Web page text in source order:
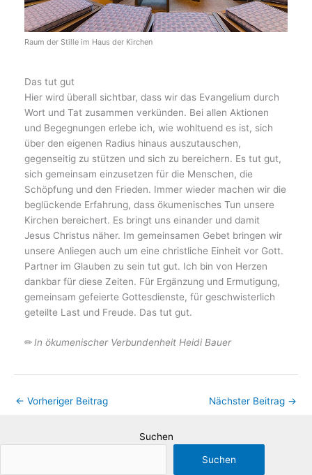
Raum der Stille im Haus der Kirchen
Das tut gut
Hier wird überall sichtbar, dass wir das Evangelium durch
Wort und Tat zusammen verkünden. Bei allen Aktionen
und Begegnungen erlebe ich, wie wohltuend es ist, sich
über den eigenen Radius hinaus auszutauschen,
gegenseitig zu stützen und sich zu bereichern. Es tut gut,
sich gemeinsam einzusetzen für die Menschen, die
Schöpfung und den Frieden. Immer wieder machen wir die
beglückende Erfahrung, dass ökumenisches Tun unsere
Kirchen bereichert. Es bringt uns einander und damit
Jesus Christus näher. Im gemeinsamen Gebet bringen wir
unsere Anliegen auch um eine christliche Einheit vor Gott.
Partner im Glauben zu sein tut gut. Ich bin von Herzen
dankbar für diese Zeiten. Für Ergänzung und Ermutigung,
gemeinsam gefeierte Gottesdienste, für geschwisterlich
geteilte Last und Freude. Das tut gut.
✏In ökumenischer Verbundenheit Heidi Bauer
← Vorheriger Beitrag Nächster Beitrag →
Suchen
Suchen